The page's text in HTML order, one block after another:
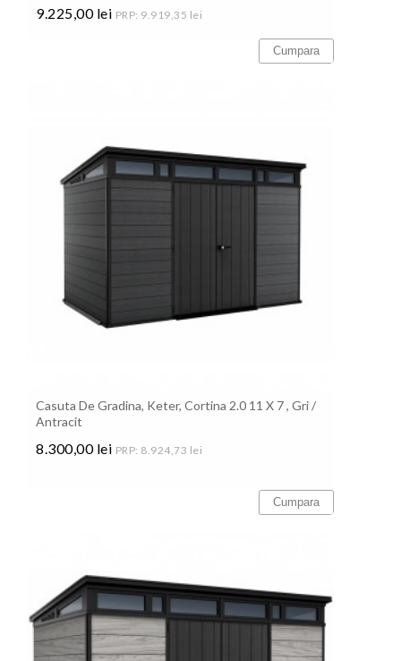
9.225,00 lei PRP: 9.919,35 lei
Cumpara
Casuta De Gradina, Keter, Cortina 2.0 11 X 7 , Gri /
Antracit
8.300,00 lei PRP: 8.924,73 lei
Cumpara